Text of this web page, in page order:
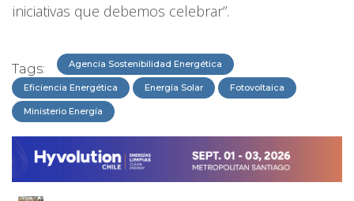
iniciativas que debemos celebrar”.
Tags: Agencia Sostenibilidad Energética
Eficiencia Energética Energía Solar Fotovoltaica
Ministerio Energía